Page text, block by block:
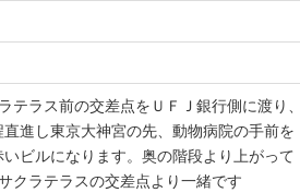
ラス前の交差点をＵＦＪ銀行側に渡り、
進し東京大神宮の先、動物病院の手前を
ビルになります。奥の階段より上がって
クラテラスの交差点より一緒です